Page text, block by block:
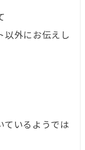
以外にお伝えし
ているようでは